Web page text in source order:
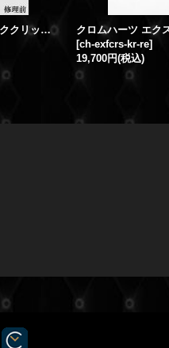
クロムハーツ クリップ修理 クイッククリップ バネ交換修理
[ch-exfcrs-kr-re]
19,700円(税込)